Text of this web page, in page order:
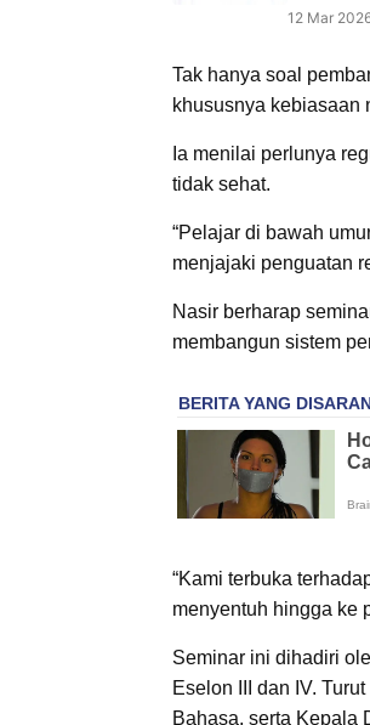
12 Mar
Tak hanya soal
khususnya kebiasaan
Ia menilai perlunya
tidak sehat.
“Pelajar di bawah
menjajaki penguatan
Nasir berharap
membangun sistem
“Kami terbuka
menyentuh hingga ke
Seminar ini dihadiri
Eselon III dan IV.
Bahasa, serta Kepala